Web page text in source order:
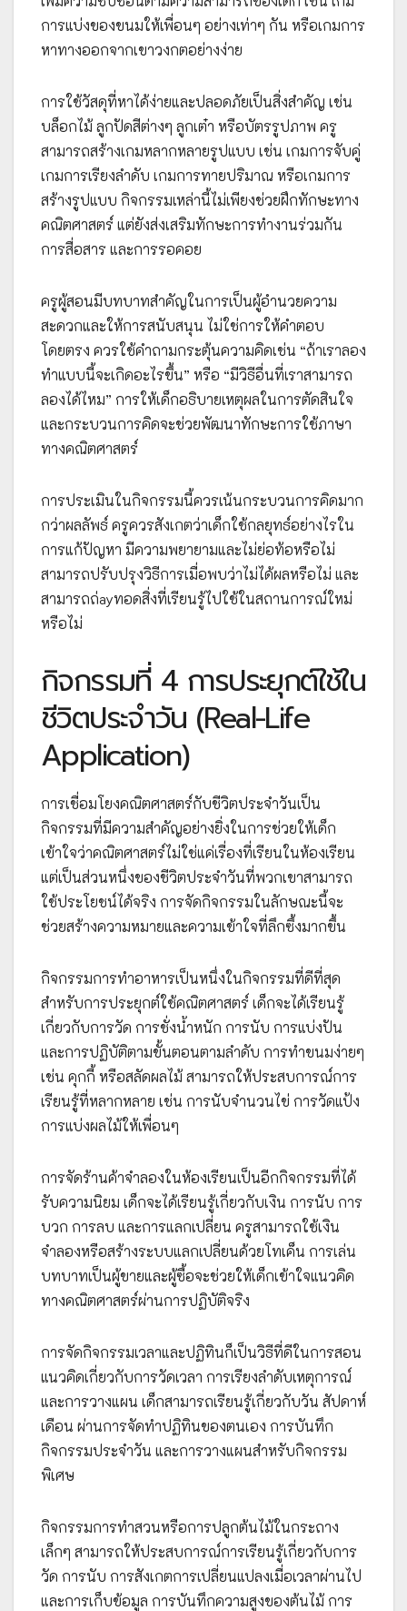
การแบ่งของขนมให้เพื่อนๆ อย่างเท่าๆ กัน หรือเกมการ
หาทางออกจากเขาวงกตอย่างง่าย
การใช้วัสดุที่หาได้ง่ายและปลอดภัยเป็นสิ่งสำคัญ เช่น
บล็อกไม้ ลูกปัดสีต่างๆ ลูกเต๋า หรือบัตรรูปภาพ ครู
สามารถสร้างเกมหลากหลายรูปแบบ เช่น เกมการจับคู่
เกมการเรียงลำดับ เกมการทายปริมาณ หรือเกมการ
สร้างรูปแบบ กิจกรรมเหล่านี้ไม่เพียงช่วยฝึกทักษะทาง
คณิตศาสตร์ แต่ยังส่งเสริมทักษะการทำงานร่วมกัน
การสื่อสาร และการรอคอย
ครูผู้สอนมีบทบาทสำคัญในการเป็นผู้อำนวยความ
สะดวกและให้การสนับสนุน ไม่ใช่การให้คำตอบ
โดยตรง ควรใช้คำถามกระตุ้นความคิดเช่น “ถ้าเราลอง
ทำแบบนี้จะเกิดอะไรขึ้น” หรือ “มีวิธีอื่นที่เราสามารถ
ลองได้ไหม” การให้เด็กอธิบายเหตุผลในการตัดสินใจ
และกระบวนการคิดจะช่วยพัฒนาทักษะการใช้ภาษา
ทางคณิตศาสตร์
การประเมินในกิจกรรมนี้ควรเน้นกระบวนการคิดมาก
กว่าผลลัพธ์ ครูควรสังเกตว่าเด็กใช้กลยุทธ์อย่างไรใน
การแก้ปัญหา มีความพยายามและไม่ย่อท้อหรือไม่
สามารถปรับปรุงวิธีการเมื่อพบว่าไม่ได้ผลหรือไม่ และ
สามารถถ่ayทอดสิ่งที่เรียนรู้ไปใช้ในสถานการณ์ใหม่
หรือไม่
กิจกรรมที่ 4 การประยุกต์ใช้ใน
ชีวิตประจำวัน (Real-Life
Application)
การเชื่อมโยงคณิตศาสตร์กับชีวิตประจำวันเป็น
กิจกรรมที่มีความสำคัญอย่างยิ่งในการช่วยให้เด็ก
เข้าใจว่าคณิตศาสตร์ไม่ใช่แค่เรื่องที่เรียนในห้องเรียน
แต่เป็นส่วนหนึ่งของชีวิตประจำวันที่พวกเขาสามารถ
ใช้ประโยชน์ได้จริง การจัดกิจกรรมในลักษณะนี้จะ
ช่วยสร้างความหมายและความเข้าใจที่ลึกซึ้งมากขึ้น
กิจกรรมการทำอาหารเป็นหนึ่งในกิจกรรมที่ดีที่สุด
สำหรับการประยุกต์ใช้คณิตศาสตร์ เด็กจะได้เรียนรู้
เกี่ยวกับการวัด การชั่งน้ำหนัก การนับ การแบ่งปัน
และการปฏิบัติตามขั้นตอนตามลำดับ การทำขนมง่ายๆ
เช่น คุกกี้ หรือสลัดผลไม้ สามารถให้ประสบการณ์การ
เรียนรู้ที่หลากหลาย เช่น การนับจำนวนไข่ การวัดแป้ง
การแบ่งผลไม้ให้เพื่อนๆ
การจัดร้านค้าจำลองในห้องเรียนเป็นอีกกิจกรรมที่ได้
รับความนิยม เด็กจะได้เรียนรู้เกี่ยวกับเงิน การนับ การ
บวก การลบ และการแลกเปลี่ยน ครูสามารถใช้เงิน
จำลองหรือสร้างระบบแลกเปลี่ยนด้วยโทเค็น การเล่น
บทบาทเป็นผู้ขายและผู้ซื้อจะช่วยให้เด็กเข้าใจแนวคิด
ทางคณิตศาสตร์ผ่านการปฏิบัติจริง
การจัดกิจกรรมเวลาและปฏิทินก็เป็นวิธีที่ดีในการสอน
แนวคิดเกี่ยวกับการวัดเวลา การเรียงลำดับเหตุการณ์
และการวางแผน เด็กสามารถเรียนรู้เกี่ยวกับวัน สัปดาห์
เดือน ผ่านการจัดทำปฏิทินของตนเอง การบันทึก
กิจกรรมประจำวัน และการวางแผนสำหรับกิจกรรม
พิเศษ
กิจกรรมการทำสวนหรือการปลูกต้นไม้ในกระถาง
เล็กๆ สามารถให้ประสบการณ์การเรียนรู้เกี่ยวกับการ
วัด การนับ การสังเกตการเปลี่ยนแปลงเมื่อเวลาผ่านไป
และการเก็บข้อมูล การบันทึกความสูงของต้นไม้ การ